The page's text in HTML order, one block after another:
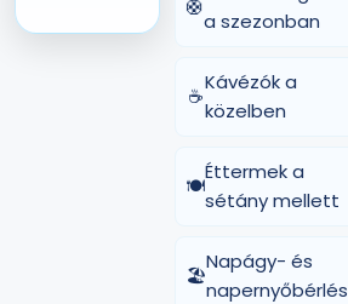
🛟
a szezonban
☕
Kávézók a
közelben
🍽️
Éttermek a
sétány mellett
🏖️
Napágy- és
napernyőbérlés